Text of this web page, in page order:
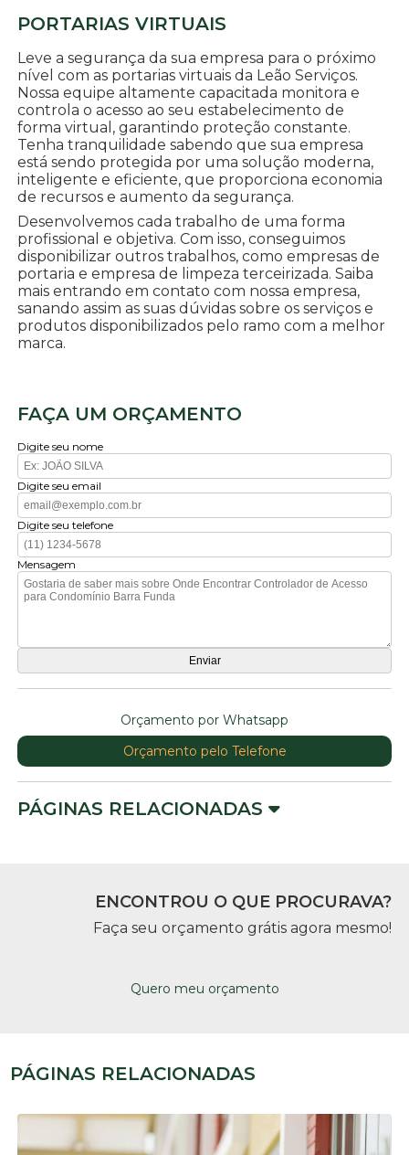
PORTARIAS VIRTUAIS
Leve a segurança da sua empresa para o próximo
nível com as portarias virtuais da Leão Serviços.
Nossa equipe altamente capacitada monitora e
controla o acesso ao seu estabelecimento de
forma virtual, garantindo proteção constante.
Tenha tranquilidade sabendo que sua empresa
está sendo protegida por uma solução moderna,
inteligente e eficiente, que proporciona economia
de recursos e aumento da segurança.
Desenvolvemos cada trabalho de uma forma
profissional e objetiva. Com isso, conseguimos
disponibilizar outros trabalhos, como empresas de
portaria e empresa de limpeza terceirizada. Saiba
mais entrando em contato com nossa empresa,
sanando assim as suas dúvidas sobre os serviços e
produtos disponibilizados pelo ramo com a melhor
marca.
FAÇA UM ORÇAMENTO
Digite seu nome
Digite seu email
Digite seu telefone
Mensagem
Orçamento por Whatsapp
Orçamento pelo Telefone
PÁGINAS RELACIONADAS
ENCONTROU O QUE PROCURAVA?
Faça seu orçamento grátis agora mesmo!
Quero meu orçamento
PÁGINAS RELACIONADAS